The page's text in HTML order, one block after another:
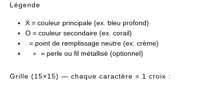
Légende
X = couleur principale (ex. bleu profond)
O = couleur secondaire (ex. corail)
. = point de remplissage neutre (ex. crème)
= perle ou fil métallisé (optionnel)
Grille (15×15) — chaque caractère = 1 croix :